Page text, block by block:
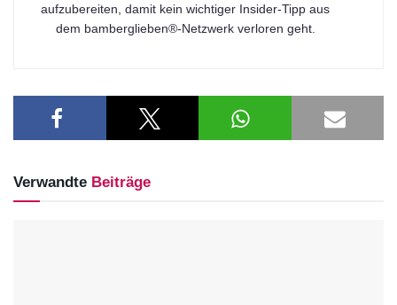
aufzubereiten, damit kein wichtiger Insider-Tipp aus
dem bamberglieben®-Netzwerk verloren geht.
Verwandte Beiträge